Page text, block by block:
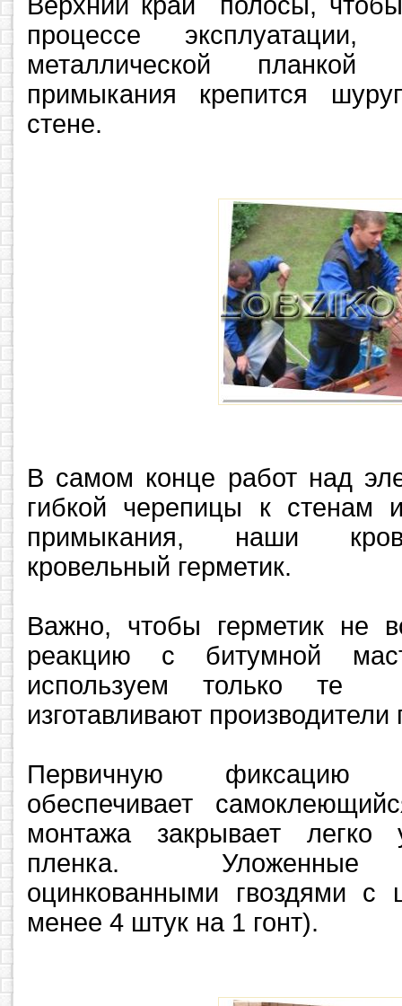
процессе
металлической планкой
примыкания крепится
стене.
В самом конце работ над
гибкой черепицы к стенам
примыкания, наши
кровельный герметик.
Важно, чтобы герметик не
реакцию с битумной
используем только те
изготавливают
Первичную фиксацию
обеспечивает
монтажа закрывает легко
пленка. Уложенные
оцинкованными гвоздями с
менее 4 штук на 1 гонт).